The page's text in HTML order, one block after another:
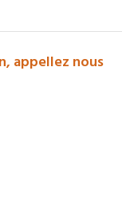
appellez nous